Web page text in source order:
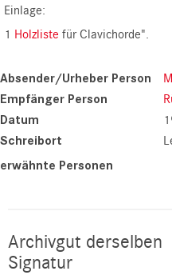
Einlage:
1 Holzliste für Clavichorde".
Absender/Urheber Person
Empfänger Person
Datum
Schreibort
erwähnte Personen
Archivgut derselben
Signatur